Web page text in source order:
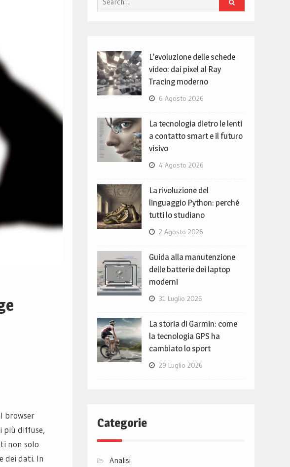
browser
più diffuse,
non solo
dei dati. In
for:
L’evoluzione delle schede
video: dai pixel al Ray
Tracing moderno
6 Agosto 2026
La tecnologia dietro le lenti
a contatto smart e il futuro
visivo
4 Agosto 2026
La rivoluzione del
linguaggio Python: perché
tutti lo studiano
2 Agosto 2026
Guida alla manutenzione
delle batterie dei laptop
moderni
31 Luglio 2026
La storia di Garmin: come
la tecnologia GPS ha
cambiato lo sport
29 Luglio 2026
Categorie
Analisi